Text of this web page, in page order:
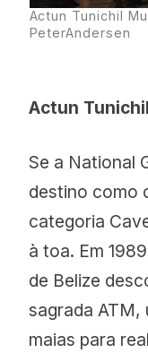
Actun Tunichil
PeterAndersen
Actun
Se a National
destino como
categoria
à toa. Em
de Belize
sagrada ATM,
maias para